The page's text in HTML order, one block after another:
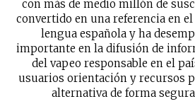
con más de medio millón de
convertido en una referencia en
lengua española y ha
importante en la difusión de
del vapeo responsable en el
usuarios orientación y recursos
alternativa de forma